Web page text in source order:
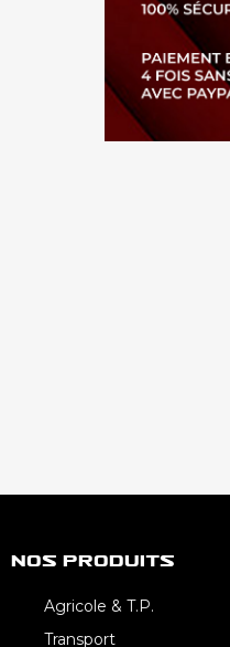
Nos Produits
Agricole & T.P.
Transport